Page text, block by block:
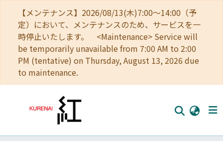
【メンテナンス】2026/08/13(木)7:00～14:00（予
定）において、メンテナンスのため、サービスを一
時停止いたします。 <Maintenance> Service will
be temporarily unavailable from 7:00 AM to 2:00
PM (tentative) on Thursday, August 13, 2026 due
to maintenance.